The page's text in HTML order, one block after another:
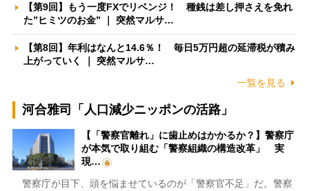
【第9回】もう一度FXでリベンジ！ 種銭は差し押さえを免れ
た”ヒミツのお金” ｜ 突然マルサ…
【第8回】年利はなんと14.6％！ 毎日5万円超の延滞税が積み
上がっていく ｜ 突然マルサ…
一覧を見る
河合雅司「人口減少ニッポンの活路」
【「警察官離れ」に歯止めはかかるか？】警察庁
が本気で取り組む「警察組織の構造改革」 実
現…
警察庁が目下、頭を悩ませているのが「警察官不足」だ。警察